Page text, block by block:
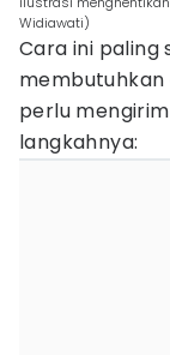
Widiawati)
Cara ini paling
membutuhkan
perlu
langkahnya: